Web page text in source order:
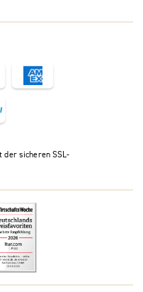
der sicheren SSL-